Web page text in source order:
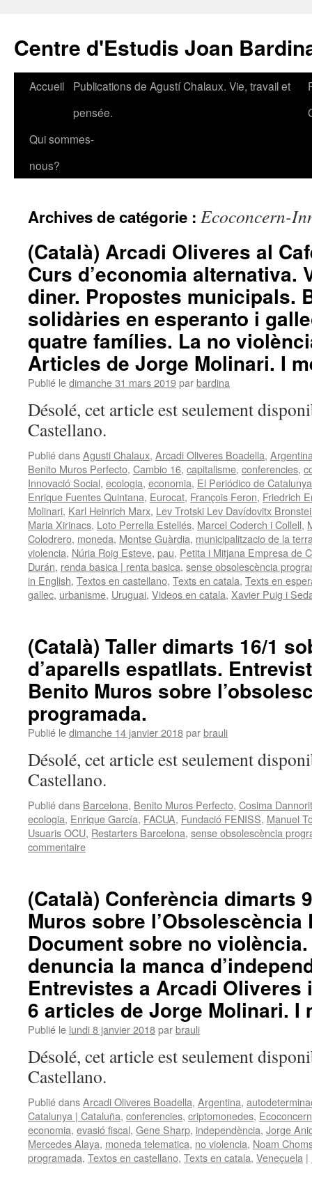
contenu
Centre d'Estudis Joan
Accueil
Publications de Agustí Chalaux. Vie, travail et
pensée.
Qui sommes-
nous?
Archives de catégorie : Ecoconcern-
(Català) Arcadi Oliveres al
Curs d’economia alternativa.
diner. Propostes municipals.
solidàries en esperanto i
quatre famílies. La no
Articles de Jorge Molinari. I
Publié ledimanche 31 mars 2019parbardina
Désolé, cet article est seulement
Castellano.
Publié dansAgusti Chalaux, Arcadi Oliveres Boadella,
Benito Muros Perfecto, Cambio 16, capitalisme, conferencies,
Innovació Social, ecologia, economia, El Periódico de Catalunya
Enrique Fuentes Quintana, Eurocat, François Feron, Friedrich
Molinari, Karl Heinrich Marx, Lev Trotski Lev Davídovitx
Maria Xirinacs, Loto Perrella Estellés, Marcel Coderch i Collell,
Colodrero, moneda, Montse Guàrdia, municipalitzacio de la
violencia, Núria Roig Esteve, pau, Petita i Mitjana Empresa de
Durán, renda basica | renta basica, sense obsolescència
in English, Textos en castellano, Texts en catala, Texts en
gallec, urbanisme, Uruguai, Videos en catala, Xavier Puig i
(Català) Taller dimarts 16/1
d’aparells espatllats.
Benito Muros sobre
programada.
Publié ledimanche 14 janvier 2018parbrauli
Désolé, cet article est seulement
Castellano.
Publié dans Barcelona, Benito Muros Perfecto, Cosima
ecologia, Enrique García, FACUA, Fundació FENISS, Manuel
Usuaris OCU, Restarters Barcelona, sense obsolescència
commentaire
(Català) Conferència dimarts
Muros sobre l’Obsolescència
Document sobre no
denuncia la manca
Entrevistes a Arcadi Oliveres
6 articles de Jorge Molinari. I
Publié le lundi 8 janvier 2018parbrauli
Désolé, cet article est seulement
Castellano.
Publié dansArcadi Oliveres Boadella, Argentina,
Catalunya | Cataluña, conferencies, criptomonedes,
economia, evasió fiscal, Gene Sharp, independència, Jorge
Mercedes Alaya, moneda telematica, no violencia, Noam
programada, Textos en castellano, Texts en catala, Veneçuela |